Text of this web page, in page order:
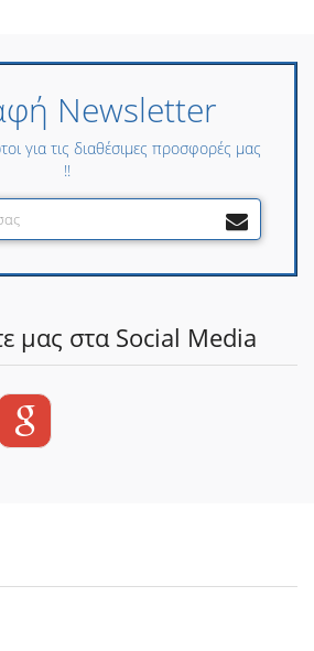
Newsletter
για τις διαθέσιμες προσφορές μας
!!
μας στα Social Media